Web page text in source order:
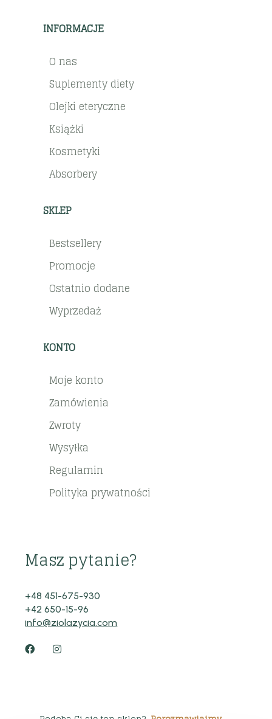
INFORMACJE
O nas
Suplementy diety
Olejki eteryczne
Książki
Kosmetyki
Absorbery
SKLEP
Bestsellery
Promocje
Ostatnio dodane
Wyprzedaż
KONTO
Moje konto
Zamówienia
Zwroty
Wysyłka
Regulamin
Polityka prywatności
Masz pytanie?
+48 451-675-930
+42 650-15-96
info@ziolazycia.com